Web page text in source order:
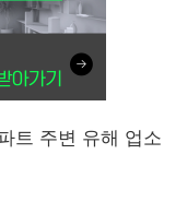
트 주변 유해 업소